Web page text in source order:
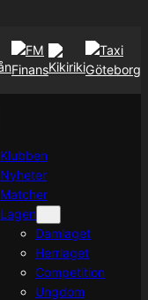
Klubben
Nyheter
Matcher
Lagen
Damlaget
Herrlaget
Competition
Ungdom